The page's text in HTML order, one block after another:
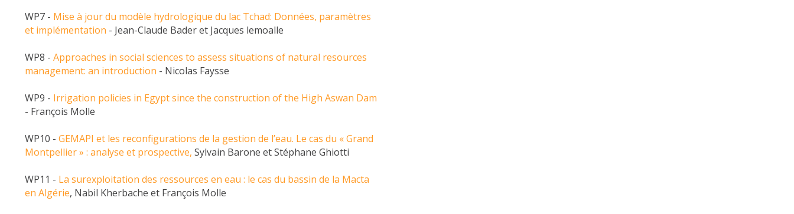
WP7 - Mise à jour du modèle hydrologique du lac Tchad: Données, paramètres
et implémentation - Jean-Claude Bader et Jacques lemoalle
WP8 - Approaches in social sciences to assess situations of natural resources
management: an introduction - Nicolas Faysse
WP9 - Irrigation policies in Egypt since the construction of the High Aswan Dam
- François Molle
WP10 - GEMAPI et les reconfigurations de la gestion de l’eau. Le cas du « Grand
Montpellier » : analyse et prospective, Sylvain Barone et Stéphane Ghiotti
WP11 - La surexploitation des ressources en eau : le cas du bassin de la Macta
en Algérie, Nabil Kherbache et François Molle